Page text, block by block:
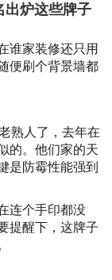
炉这些牌子
谁家装修还只用
便刷个背景墙都
熟人了，去年在
的。他们家的天
是防霉性能强到
连个手印都没
提醒下，这牌子